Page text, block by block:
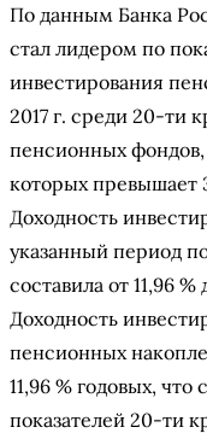
По данным Банка
стал лидером по
инвестирования
2017 г. среди 20-ти
пенсионных
которых превышает
Доходность
указанный период
составила от 11,96
Доходность
пенсионных
11,96 % годовых,
показателей 20-ти